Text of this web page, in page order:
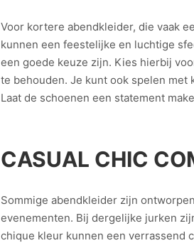
Voor kortere abendkleider, die vaak
kunnen een feestelijke en luchtige
een goede keuze zijn. Kies hierbij
te behouden. Je kunt ook spelen
Laat de schoenen een statement
CASUAL CHIC
Sommige abendkleider zijn
evenementen. Bij dergelijke jurken
chique kleur kunnen een verrassend